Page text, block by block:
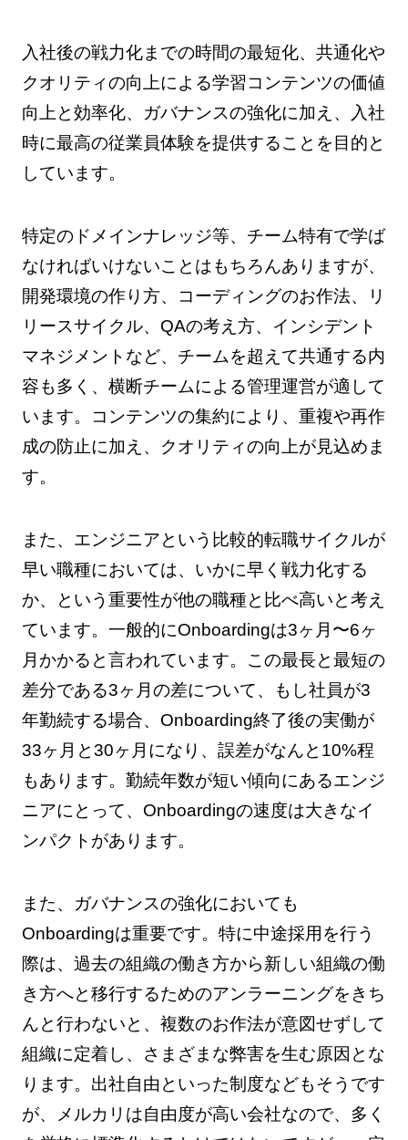
入社後の戦力化までの時間の最短化、共通化や
クオリティの向上による学習コンテンツの価値
向上と効率化、ガバナンスの強化に加え、入社
時に最高の従業員体験を提供することを目的と
しています。
特定のドメインナレッジ等、チーム特有で学ば
なければいけないことはもちろんありますが、
開発環境の作り方、コーディングのお作法、リ
リースサイクル、QAの考え方、インシデント
マネジメントなど、チームを超えて共通する内
容も多く、横断チームによる管理運営が適して
います。コンテンツの集約により、重複や再作
成の防止に加え、クオリティの向上が見込めま
す。
また、エンジニアという比較的転職サイクルが
早い職種においては、いかに早く戦力化する
か、という重要性が他の職種と比べ高いと考え
ています。一般的にOnboardingは3ヶ月〜6ヶ
月かかると言われています。この最長と最短の
差分である3ヶ月の差について、もし社員が3
年勤続する場合、Onboarding終了後の実働が
33ヶ月と30ヶ月になり、誤差がなんと10%程
もあります。勤続年数が短い傾向にあるエンジ
ニアにとって、Onboardingの速度は大きなイ
ンパクトがあります。
また、ガバナンスの強化においても
Onboardingは重要です。特に中途採用を行う
際は、過去の組織の働き方から新しい組織の働
き方へと移行するためのアンラーニングをきち
んと行わないと、複数のお作法が意図せずして
組織に定着し、さまざまな弊害を生む原因とな
ります。出社自由といった制度などもそうです
が、メルカリは自由度が高い会社なので、多く